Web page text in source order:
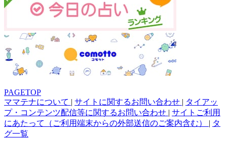
PAGETOP
ママテナについて | サイトに関するお問い合わせ | タイアッ
プ・コンテンツ配信等に関するお問い合わせ | サイトご利用
にあたって（ご利用端末からの外部送信のご案内含む） | タ
グ一覧